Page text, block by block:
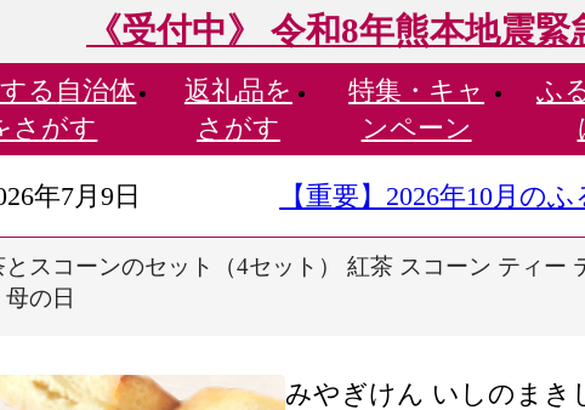
《受付中》 令和8年熊本地震緊
る 自治体
さがす
返礼品を
さがす
特集・ キャ
ンペーン
ふ
年7月9日 【重要】2026年10月の
とスコーンのセット（4セット） 紅茶 スコーン ティー
の日
みやぎけん いしのまき